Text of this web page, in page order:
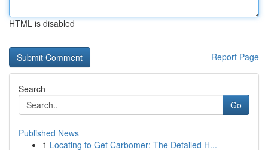
HTML is disabled
Report Page
Search
Go
Published News
1 Locating to Get Carbomer: The Detailed H...